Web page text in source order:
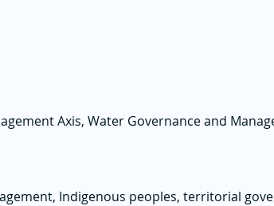
Axis, Water Governance and
Indigenous peoples, territorial